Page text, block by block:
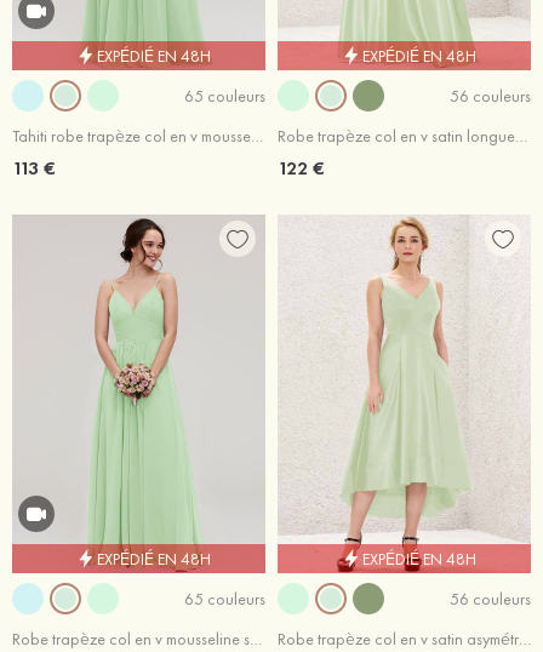
EXPÉDIÉ EN 48H
65 couleurs
Tahiti robe trapèze col en v mousseline ras du sol robe de demoiselle d'honneur avec plissé
113 €
EXPÉDIÉ EN 48H
56 couleurs
Robe trapèze col en v satin longueur ras du sol robe de demoiselle d'honneur avec plissé poches
122 €
EXPÉDIÉ EN 48H
65 couleurs
Robe trapèze col en v mousseline sans manches ras du sol robe de demoiselle d'honneur
EXPÉDIÉ EN 48H
56 couleurs
Robe trapèze col en v satin asymétrique robe de demoiselle d'honneur avec poches